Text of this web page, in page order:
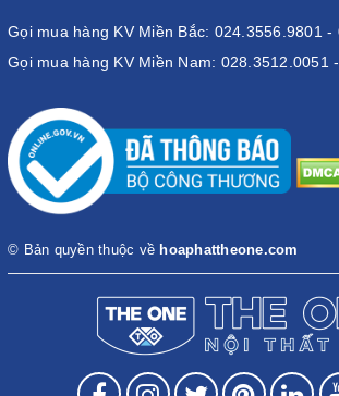
Gọi mua hàng KV Miền Bắc: 024.3556.9801 -
Gọi mua hàng KV Miền Nam: 028.3512.0051
© Bản quyền thuộc về hoaphattheone.com